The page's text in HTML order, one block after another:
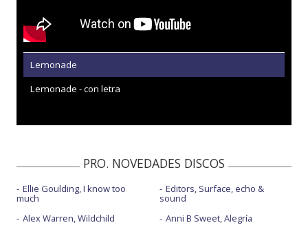
Lemonade
Lemonade - con letra
PRO. NOVEDADES DISCOS
Ellie Goulding, I know too
much
Alex Warren, Wildchild
Editors, Surface, echo &
sound
Anni B Sweet, Alegría